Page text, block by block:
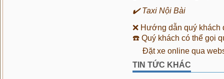
✔️ Taxi Nội Bài
❌ Hướng dẫn quý khách
☎️ Quý khách có thể gọi
Đặt xe online qua
TIN TỨC KHÁC